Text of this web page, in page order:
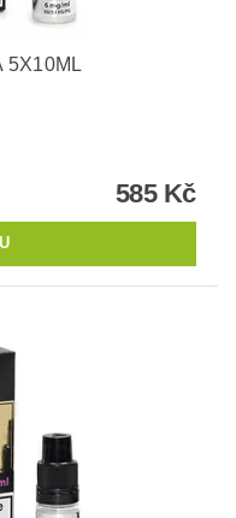
5X10ML
585 Kč